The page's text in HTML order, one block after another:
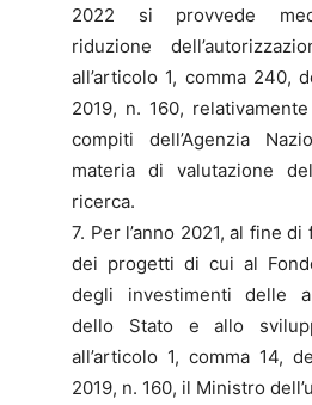
2022 si provvede
riduzione
all’articolo 1, comma 240,
2019, n. 160,
compiti dell’Agenzia
materia di valutazione
ricerca.
7. Per l’anno 2021, al fine
dei progetti di cui al
degli investimenti delle
dello Stato e allo
all’articolo 1, comma 14,
2019, n. 160, il Ministro